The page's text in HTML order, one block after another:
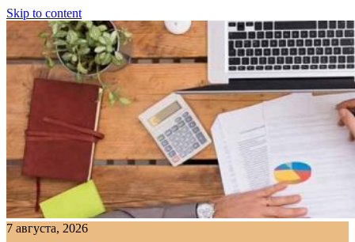
Skip to content
7 августа, 2026